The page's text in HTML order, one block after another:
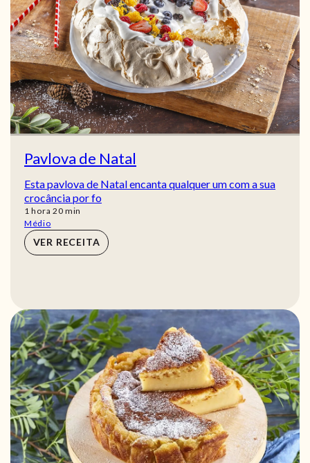
Pavlova de Natal
Esta pavlova de Natal encanta qualquer um com a sua
crocância por fo
1 hora
hora 20min
min
Médio
VER RECEITA